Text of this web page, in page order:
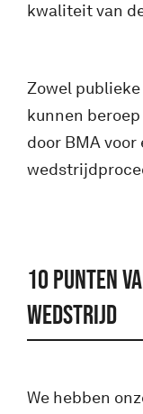
kwaliteit van
Zowel
kunnen
door BMA
10 punten
wedstrijd
We hebben